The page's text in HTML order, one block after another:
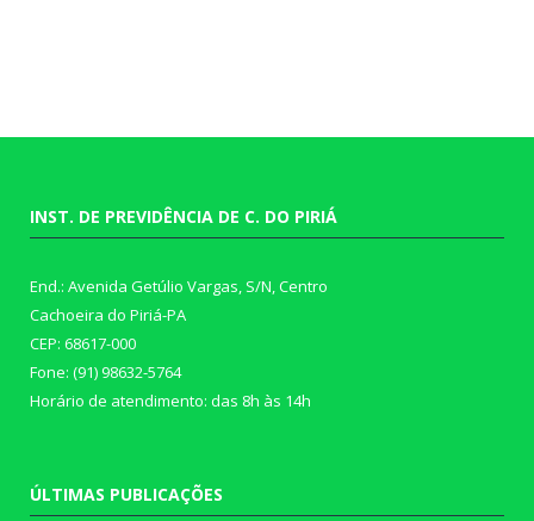
INST. DE PREVIDÊNCIA DE C. DO PIRIÁ
End.: Avenida Getúlio Vargas, S/N, Centro
Cachoeira do Piriá-PA
CEP: 68617-000
Fone: (91) 98632-5764
Horário de atendimento: das 8h às 14h
ÚLTIMAS PUBLICAÇÕES